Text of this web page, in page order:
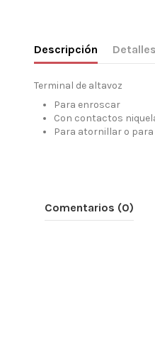
Descripción
Terminal de altavoz
Para enroscar
Con contactos
Para atornillar o
Comentarios (0)